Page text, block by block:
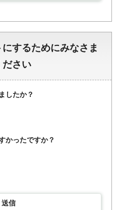
するためにみなさま
ださい
したか？
かったですか？
送信